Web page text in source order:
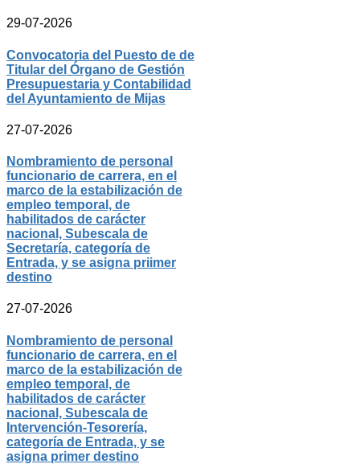
29-07-2026
Convocatoria del Puesto de de
Titular del Órgano de Gestión
Presupuestaria y Contabilidad
del Ayuntamiento de Mijas
27-07-2026
Nombramiento de personal
funcionario de carrera, en el
marco de la estabilización de
empleo temporal, de
habilitados de carácter
nacional, Subescala de
Secretaría, categoría de
Entrada, y se asigna priimer
destino
27-07-2026
Nombramiento de personal
funcionario de carrera, en el
marco de la estabilización de
empleo temporal, de
habilitados de carácter
nacional, Subescala de
Intervención-Tesorería,
categoría de Entrada, y se
asigna primer destino